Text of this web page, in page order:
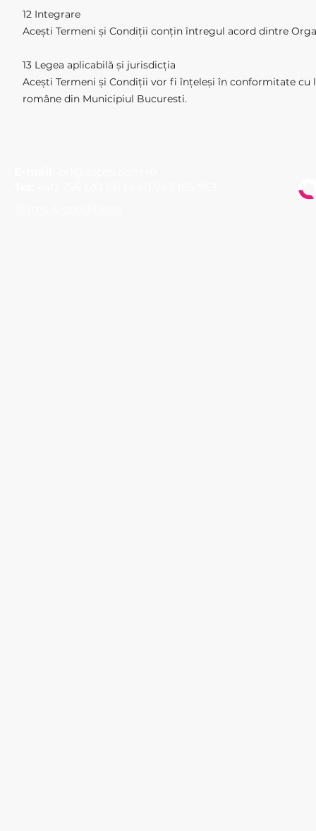
12 Integrare
Acești Termeni și Condiții conțin întregul acord dintre
13 Legea aplicabilă și jurisdicția
Acești Termeni și Condiții vor fi înțeleși în conformitate
române din Municipiul Bucuresti.